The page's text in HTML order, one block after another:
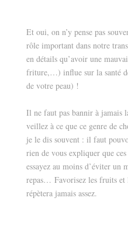
Et oui, on n’y pense pas
rôle important dans notre
en détails qu’avoir une
friture,…) influe sur la santé
de votre peau) !
Il ne faut pas bannir à jamais
veillez à ce que ce genre de
je le dis souvent : il faut
rien de vous expliquer que ces
essayez au moins d’éviter un
repas… Favorisez les fruits et
répètera jamais assez.